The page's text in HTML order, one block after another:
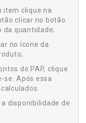
item clique na
clicar no botão
da quantidade;
no ícone da
do PAP, clique
se. Após essa
disponibilidade de